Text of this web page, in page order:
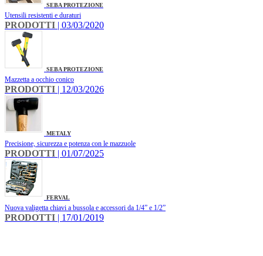
SEBA PROTEZIONE
Utensili resistenti e duraturi
PRODOTTI | 03/03/2020
SEBA PROTEZIONE
Mazzetta a occhio conico
PRODOTTI | 12/03/2026
METALY
Precisione, sicurezza e potenza con le mazzuole
PRODOTTI | 01/07/2025
FERVAL
Nuova valigetta chiavi a bussola e accessori da 1/4” e 1/2”
PRODOTTI | 17/01/2019